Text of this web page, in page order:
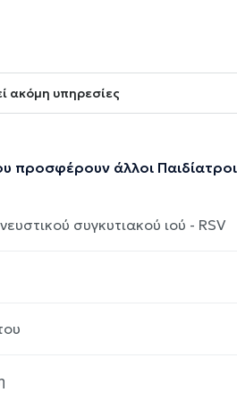
ακόμη υπηρεσίες
προσφέρουν άλλοι Παιδίατροι
συγκυτιακού ιού - RSV